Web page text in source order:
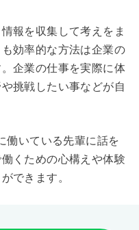
報を収集して考えをま
効率的な方法は企業の
企業の仕事を実際に体
挑戦したい事などが自
働いている先輩に話を
くための心構えや体験
できます。